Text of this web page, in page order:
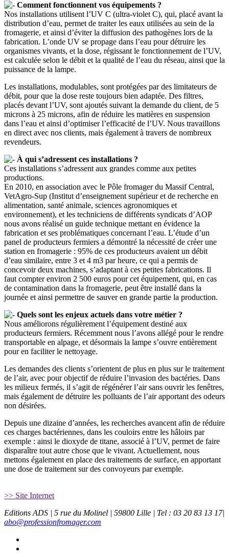
Comment fonctionnent vos équipements ?
Nos installations utilisent l’UV C (ultra-violet C), qui, placé avant la
distribution d’eau, permet de traiter les eaux utilisées au sein de la
fromagerie, et ainsi d’éviter la diffusion des pathogènes lors de la
fabrication. L’onde UV se propage dans l’eau pour détruire les
organismes vivants, et la dose, régissant le fonctionnement de l’UV,
est calculée selon le débit et la qualité de l’eau du réseau, ainsi que la
puissance de la lampe.
Les installations, modulables, sont protégées par des limitateurs de
débit, pour que la dose reste toujours bien adaptée. Des filtres,
placés devant l’UV, sont ajoutés suivant la demande du client, de 5
microns à 25 microns, afin de réduire les matières en suspension
dans l’eau et ainsi d’optimiser l’efficacité de l’UV. Nous travaillons
en direct avec nos clients, mais également à travers de nombreux
revendeurs.
À qui s’adressent ces installations ?
Ces installations s’adressent aux grandes comme aux petites
productions.
En 2010, en association avec le Pôle fromager du Massif Central,
VetAgro-Sup (Institut d’enseignement supérieur et de recherche en
alimentation, santé animale, sciences agronomiques et
environnement), et les techniciens de différents syndicats d’AOP
nous avons réalisé un guide technique mettant en évidence la
fabrication et ses problématiques concernant l’eau. L’étude d’un
panel de producteurs fermiers a démontré la nécessité de créer une
station en fromagerie : 95% de ces producteurs avaient un débit
d’eau similaire, entre 3 et 4 m3 par heure, ce qui a permis de
concevoir deux machines, s’adaptant à ces petites fabrications. Il
faut compter environ 2 500 euros pour cet équipement, qui, en cas
de contamination dans la fromagerie, peut être installé dans la
journée et ainsi permettre de sauver en grande partie la production.
Quels sont les enjeux actuels dans votre métier ?
Nous améliorons régulièrement l’équipement destiné aux
producteurs fermiers. Récemment nous l’avons allégé pour le rendre
transportable en alpage, et désormais la lampe s’ouvre entièrement
pour en faciliter le nettoyage.
Les demandes des clients s’orientent de plus en plus sur le traitement
de l’air, avec pour objectif de réduire l’invasion des bactéries. Dans
les milieux fermés, il s’agit de régénérer l’air sans ouvrir les fenêtres,
mais également de détruire les polluants de l’air apportant des odeurs
non désirées.
Depuis une dizaine d’années, les recherches avancent afin de réduire
ces charges bactériennes, dans les couloirs entre les hâloirs par
exemple : ainsi le dioxyde de titane, associé à l’UV, permet de faire
disparaître tout autre chose que le vivant. Actuellement, nous
mettons également en place des traitements de surface, en apportant
une dose de traitement sur des convoyeurs par exemple.
>> Site Internet
Editions ADS | 5 rue du Molinel | 59800 Lille | Tel : 03 20 83 13 17|
abo@professionfromager.com